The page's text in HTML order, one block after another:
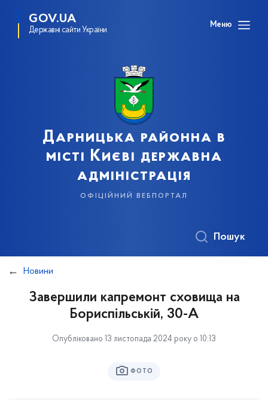
GOV.UA
Державні сайти України
Меню
Дарницька районна в
місті Києві державна
адміністрація
офіційний вебпортал
Пошук
Новини
Завершили капремонт сховища на
Бориспільській, 30-А
Опубліковано 13 листопада 2024 року о 10:13
ФОТО